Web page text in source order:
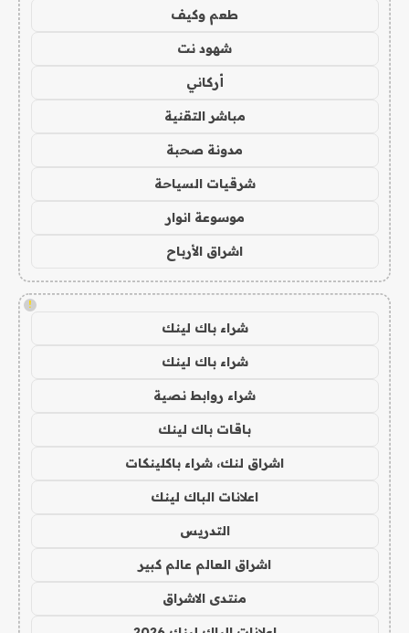
طعم وكيف
شهود نت
أركاني
مباشر التقنية
مدونة صحبة
شرقيات السياحة
موسوعة انوار
اشراق الأرباح
!
شراء باك لينك
شراء باك لينك
شراء روابط نصية
باقات باك لينك
اشراق لنك، شراء باكلينكات
اعلانات الباك لينك
التدريس
اشراق العالم عالم كبير
منتدى الاشراق